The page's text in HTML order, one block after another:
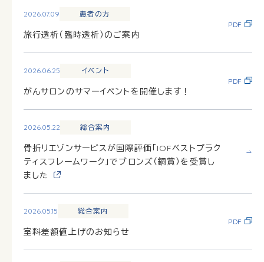
2026.07.09 患者の方
旅行透析（臨時透析）のご案内
PDF
2026.06.25 イベント
がんサロンのサマーイベントを開催します！
PDF
2026.05.22 総合案内
骨折リエゾンサービスが国際評価「IOFベストプラク
ティスフレームワーク」でブロンズ（銅賞）を受賞し
ました
2026.05.15 総合案内
室料差額値上げのお知らせ
PDF